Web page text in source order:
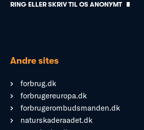
RING ELLER SKRIV TIL OS ANONYMT
Andre sites
forbrug.dk
forbrugereuropa.dk
forbrugerombudsmanden.dk
naturskaderaadet.dk